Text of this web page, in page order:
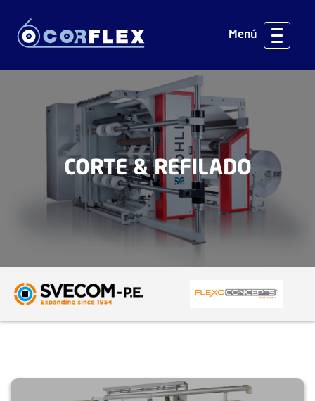
Menú
CORTE & REFILADO